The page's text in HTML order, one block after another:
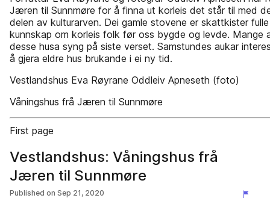
Jæren til Sunnmøre for å finna ut korleis det står til med
delen av kulturarven. Dei gamle stovene er skattkister
kunnskap om korleis folk før oss bygde og levde. Mange
desse husa syng på siste verset. Samstundes aukar
å gjera eldre hus brukande i ei ny tid.
Vestlandshus Eva Røyrane Oddleiv Apneseth (foto)
Våningshus frå Jæren til Sunnmøre
First page
Vestlandshus: Våningshus frå
Jæren til Sunnmøre
Published on Sep 21, 2020